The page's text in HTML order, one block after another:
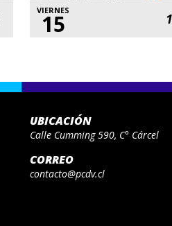
VIERNES
15
UBICACIÓN
Calle Cumming 590, C° Cárcel
CORREO
contacto@pcdv.cl